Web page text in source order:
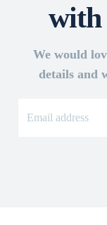
with
We would
details and